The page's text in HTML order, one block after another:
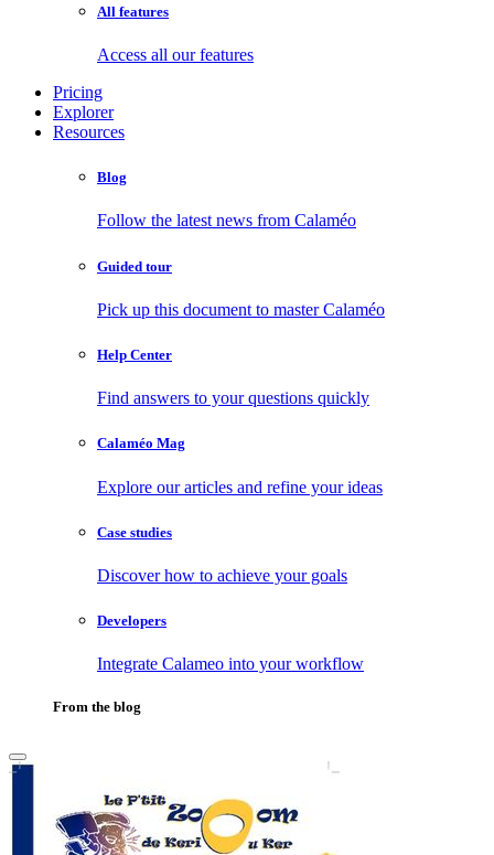
All features
Access all our features
Pricing
Explorer
Resources
Blog
Follow the latest news from Calaméo
Guided tour
Pick up this document to master Calaméo
Help Center
Find answers to your questions quickly
Calaméo Mag
Explore our articles and refine your ideas
Case studies
Discover how to achieve your goals
Developers
Integrate Calameo into your workflow
From the blog